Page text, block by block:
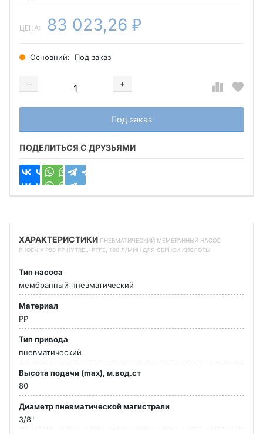
ЦЕНА: 83 023,26 ₽
Основний: Под заказ
-
+
Добавляется...
Под заказ
Добавлен
ПОДЕЛИТЬСЯ С ДРУЗЬЯМИ
ХАРАКТЕРИСТИКИ ПНЕВМАТИЧЕСКИЙ МЕМБРАННЫЙ НАСОС
PHOENIX P90 PP HYTREL+PTFE, 100 Л/МИН ДЛЯ СЕРНОЙ КИСЛОТЫ
Тип насоса
мембранный пневматический
Материал
PP
Тип привода
пневматический
Высота подачи (max), м.вод.ст
80
Диаметр пневматической магистрали
3/8"